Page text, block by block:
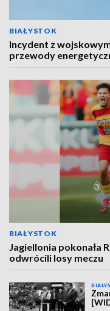
BIAŁYSTOK
Incydent z
przewody
BIAŁYSTOK
Jagiellonia pokonała
odwrócili losy meczu